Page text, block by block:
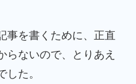
事を書くために、正直
らないので、とりあえ
た。